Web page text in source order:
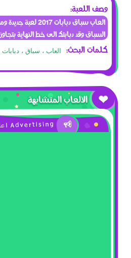
وصف اللعبة:
العاب سباق
السباق وقد دبابتك الى خط النهاية
كلمات البحث: العاب ، سباق ، دبابات ،
الألعاب المتشابهة